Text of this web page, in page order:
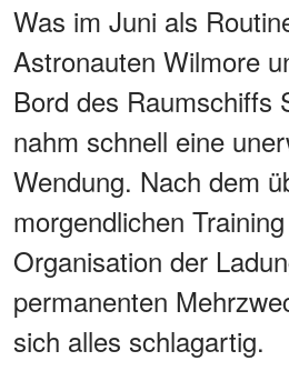
Was im Juni als
Astronauten Wilmore
Bord des Raumschiffs
nahm schnell eine
Wendung. Nach dem
morgendlichen
Organisation der
permanenten
sich alles schlagartig.